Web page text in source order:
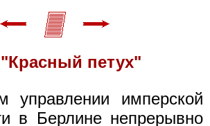
петух"
управлении имперской
в Берлине непрерывно